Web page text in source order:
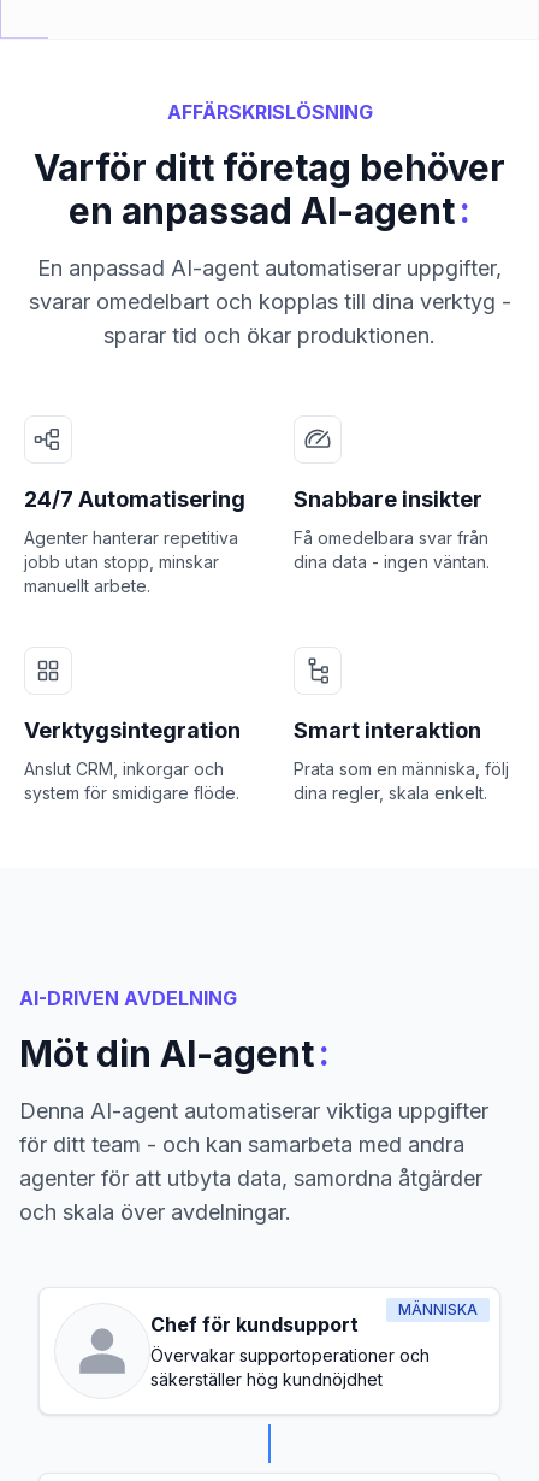
AFFÄRSKRISLÖSNING
Varför ditt företag behöver
en anpassad AI-agent:
En anpassad AI-agent automatiserar uppgifter,
svarar omedelbart och kopplas till dina verktyg -
sparar tid och ökar produktionen.
24/7 Automatisering
Agenter hanterar repetitiva
jobb utan stopp, minskar
manuellt arbete.
Snabbare insikter
Få omedelbara svar från
dina data - ingen väntan.
Verktygsintegration
Anslut CRM, inkorgar och
system för smidigare flöde.
Smart interaktion
Prata som en människa, följ
dina regler, skala enkelt.
AI-DRIVEN AVDELNING
Möt din AI-agent:
Denna AI-agent automatiserar viktiga uppgifter
för ditt team - och kan samarbeta med andra
agenter för att utbyta data, samordna åtgärder
och skala över avdelningar.
MÄNNISKA
Chef för kundsupport
Övervakar supportoperationer och
säkerställer hög kundnöjdhet